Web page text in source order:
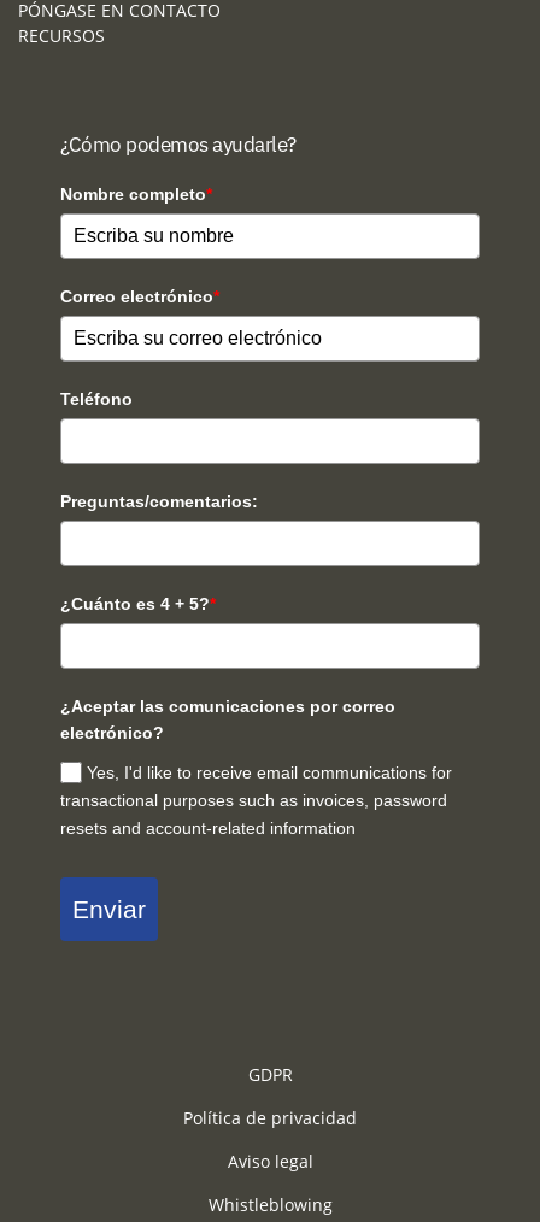
PÓNGASE EN CONTACTO
RECURSOS
¿Cómo podemos ayudarle?
Nombre completo*
Correo electrónico*
Teléfono
Preguntas/comentarios:
¿Cuánto es 4 + 5?*
¿Aceptar las comunicaciones por correo
electrónico?
Yes, I'd like to receive email communications for
transactional purposes such as invoices, password
resets and account-related information
Enviar
GDPR
Política de privacidad
Aviso legal
Whistleblowing